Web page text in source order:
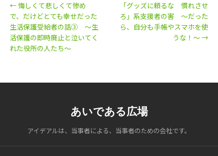
← 悔しくて悲しくて惨め
で、だけどとても幸せだった
生活保護受給者の話③ ～生
活保護の即時廃止と泣いてく
れた役所の人たち～
「グッズに頼るな 慣れさせ
ろ」系支援者の害 ～だった
ら、自分も手帳やスマホを使
うな！～ →
あいである広場
アイデアルは、当事者による、当事者のための会社です。